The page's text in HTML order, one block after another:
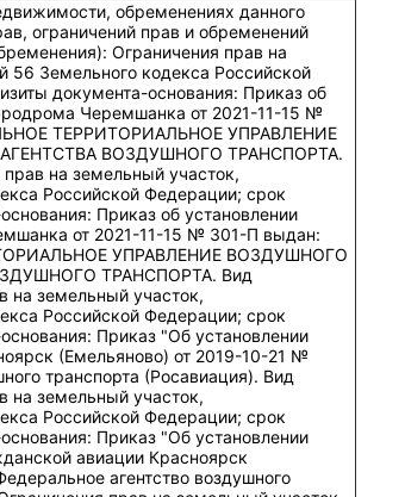
обременениях данного
ограничений прав и обременений
Ограничения прав на
56 Земельного кодекса Российской
документа-основания: Приказ об
Черемшанка от 2021-11-15 №
ТЕРРИТОРИАЛЬНОЕ УПРАВЛЕНИЕ
ВОЗДУШНОГО ТРАНСПОРТА.
на земельный участок,
Российской Федерации; срок
Приказ об установлении
от 2021-11-15 № 301-П выдан:
УПРАВЛЕНИЕ ВОЗДУШНОГО
ТРАНСПОРТА. Вид
на земельный участок,
Российской Федерации; срок
Приказ "Об установлении
(Емельяново) от 2019-10-21 №
транспорта (Росавиация). Вид
на земельный участок,
Российской Федерации; срок
Приказ "Об установлении
авиации Красноярск
агентство воздушного